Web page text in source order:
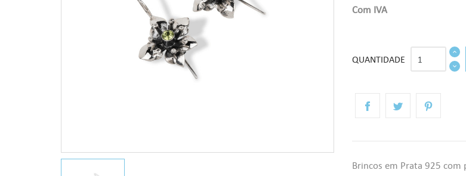
Com IVA
QUANTIDADE
Brincos em Prata 925 com